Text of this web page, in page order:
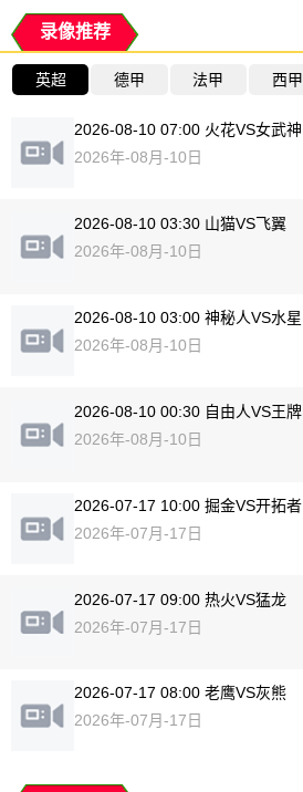
录像推荐
英超 德甲 法甲 西甲
2026-08-10 07:00 火花VS女武神
2026年-08月-10日
2026-08-10 03:30 山猫VS飞翼
2026年-08月-10日
2026-08-10 03:00 神秘人VS水星
2026年-08月-10日
2026-08-10 00:30 自由人VS王牌
2026年-08月-10日
2026-07-17 10:00 掘金VS开拓者
2026年-07月-17日
2026-07-17 09:00 热火VS猛龙
2026年-07月-17日
2026-07-17 08:00 老鹰VS灰熊
2026年-07月-17日